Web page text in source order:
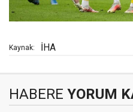
Kaynak: İHA
HABERE YORUM